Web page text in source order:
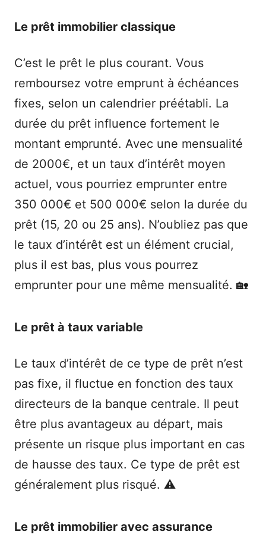
Le prêt immobilier classique
C’est le prêt le plus courant. Vous
remboursez votre emprunt à échéances
fixes, selon un calendrier préétabli. La
durée du prêt influence fortement le
montant emprunté. Avec une mensualité
de 2000€, et un taux d’intérêt moyen
actuel, vous pourriez emprunter entre
350 000€ et 500 000€ selon la durée du
prêt (15, 20 ou 25 ans). N’oubliez pas que
le taux d’intérêt est un élément crucial,
plus il est bas, plus vous pourrez
emprunter pour une même mensualité. 🏡
Le prêt à taux variable
Le taux d’intérêt de ce type de prêt n’est
pas fixe, il fluctue en fonction des taux
directeurs de la banque centrale. Il peut
être plus avantageux au départ, mais
présente un risque plus important en cas
de hausse des taux. Ce type de prêt est
généralement plus risqué. ⚠️
Le prêt immobilier avec assurance